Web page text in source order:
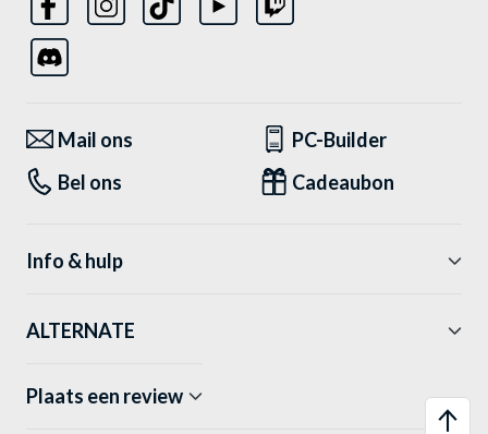
Mail ons
PC-Builder
Bel ons
Cadeaubon
Info & hulp
ALTERNATE
Plaats een review